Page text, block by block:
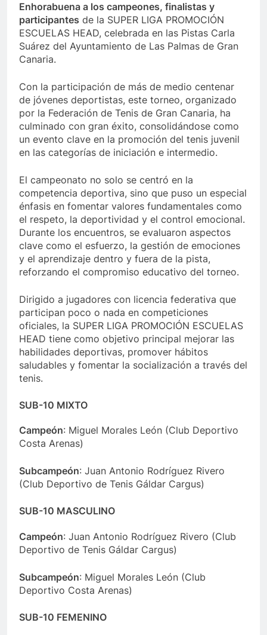
Enhorabuena a los campeones, finalistas y
participantes de la SUPER LIGA PROMOCIÓN
ESCUELAS HEAD, celebrada en las Pistas Carla
Suárez del Ayuntamiento de Las Palmas de Gran
Canaria.
Con la participación de más de medio centenar
de jóvenes deportistas, este torneo, organizado
por la Federación de Tenis de Gran Canaria, ha
culminado con gran éxito, consolidándose como
un evento clave en la promoción del tenis juvenil
en las categorías de iniciación e intermedio.
El campeonato no solo se centró en la
competencia deportiva, sino que puso un especial
énfasis en fomentar valores fundamentales como
el respeto, la deportividad y el control emocional.
Durante los encuentros, se evaluaron aspectos
clave como el esfuerzo, la gestión de emociones
y el aprendizaje dentro y fuera de la pista,
reforzando el compromiso educativo del torneo.
Dirigido a jugadores con licencia federativa que
participan poco o nada en competiciones
oficiales, la SUPER LIGA PROMOCIÓN ESCUELAS
HEAD tiene como objetivo principal mejorar las
habilidades deportivas, promover hábitos
saludables y fomentar la socialización a través del
tenis.
SUB-10 MIXTO
Campeón: Miguel Morales León (Club Deportivo
Costa Arenas)
Subcampeón: Juan Antonio Rodríguez Rivero
(Club Deportivo de Tenis Gáldar Cargus)
SUB-10 MASCULINO
Campeón: Juan Antonio Rodríguez Rivero (Club
Deportivo de Tenis Gáldar Cargus)
Subcampeón: Miguel Morales León (Club
Deportivo Costa Arenas)
SUB-10 FEMENINO